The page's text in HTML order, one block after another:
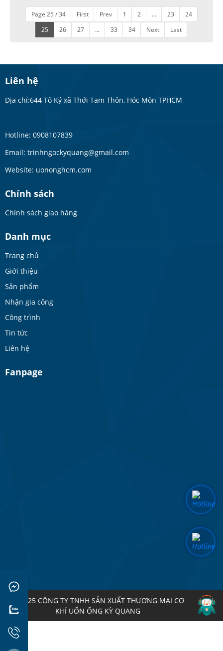
Page 25 / 34 First Prev 1 2 ... 23
24
25
26 27 ... 33 34 Next Last
Liên hệ
Địa chỉ:644 Tô Ký xã Thới Tam Thôn, Hóc Môn TPHCM
Hotline: 0908107839
Email: trinhngockyquang@gmail.com
Website: uononghcm.com
Chính sách
Chính sách giao hàng
Danh mục
Trang chủ
Giới thiệu
Sản phẩm
Nhận gia công
Công trình
Tin tức
Liên hệ
Fanpage
© 2025 CÔNG TY TNHH SẢN XUẤT THƯƠNG MẠI CƠ
KHÍ UỐN ỐNG KỲ QUANG